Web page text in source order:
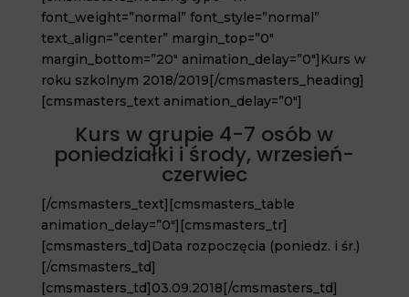
font_weight=”normal” font_style=”normal”
text_align=”center” margin_top=”0″
margin_bottom=”20″ animation_delay=”0″]Kurs w
roku szkolnym 2018/2019[/cmsmasters_heading]
[cmsmasters_text animation_delay=”0″]
Kurs w grupie 4-7 osób w
poniedziałki i środy, wrzesień-
czerwiec
[/cmsmasters_text][cmsmasters_table
animation_delay=”0″][cmsmasters_tr]
[cmsmasters_td]Data rozpoczęcia (poniedz. i śr.)
[/cmsmasters_td]
[cmsmasters_td]03.09.2018[/cmsmasters_td]